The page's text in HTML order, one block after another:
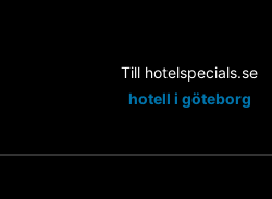
Till hotelspecials.se
hotell i göteborg